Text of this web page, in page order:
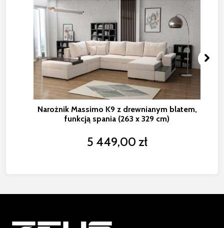
Narożnik Massimo K9 z drewnianym blatem,
funkcją spania (263 x 329 cm)
5 449,00 zł